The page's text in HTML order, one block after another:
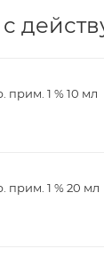
1 % 10 мл
прим. 1 % 20 мл